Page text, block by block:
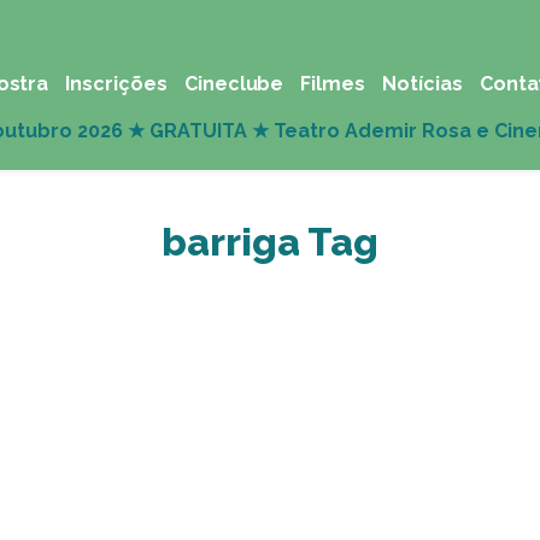
Inscrições Cineclube Filmes Notícias
barriga Tag